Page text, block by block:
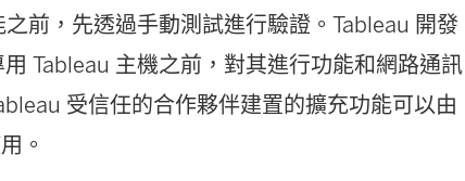
前，先透過手動測試進行驗證。Tableau 開發
Tableau 主機之前，對其進行功能和網路通訊
受信任的合作夥伴建置的擴充功能可以由
。